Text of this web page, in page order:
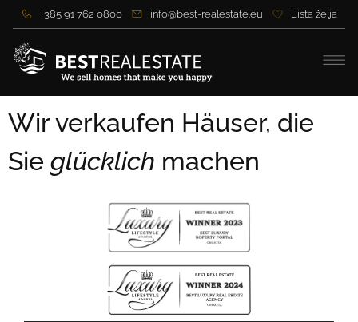
+385 91 762 0800 info@best-realestate.eu Lista želja
Wir verkaufen Häuser, die
Sie glücklich machen